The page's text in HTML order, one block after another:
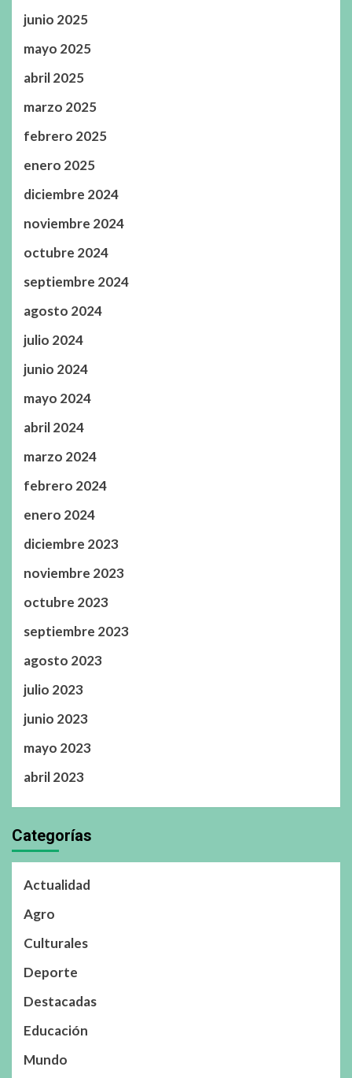
junio 2025
mayo 2025
abril 2025
marzo 2025
febrero 2025
enero 2025
diciembre 2024
noviembre 2024
octubre 2024
septiembre 2024
agosto 2024
julio 2024
junio 2024
mayo 2024
abril 2024
marzo 2024
febrero 2024
enero 2024
diciembre 2023
noviembre 2023
octubre 2023
septiembre 2023
agosto 2023
julio 2023
junio 2023
mayo 2023
abril 2023
Categorías
Actualidad
Agro
Culturales
Deporte
Destacadas
Educación
Mundo